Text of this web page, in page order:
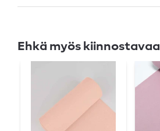
Ehkä myös kiinnostavaa